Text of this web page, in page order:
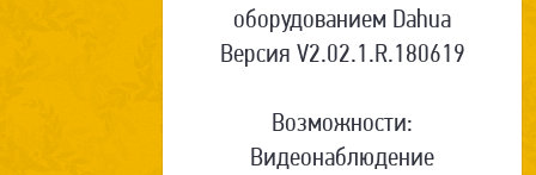
оборудованием Dahua
Версия V2.02.1.R.180619
Возможности:
Видеонаблюдение